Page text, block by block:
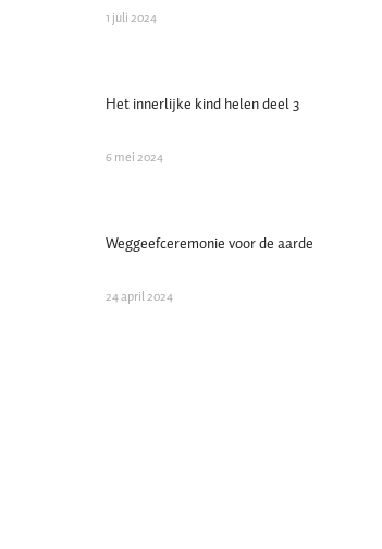
1 juli 2024
Het innerlijke kind helen deel 3
6 mei 2024
Weggeefceremonie voor de aarde
24 april 2024